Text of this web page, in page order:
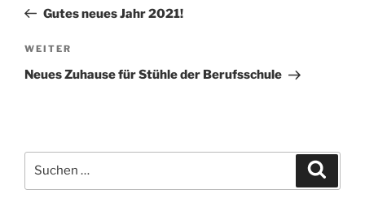
Beitrag
Gutes neues Jahr 2021!
Nächster
Beitrag
WEITER
Neues Zuhause für Stühle der Berufsschule
nach: